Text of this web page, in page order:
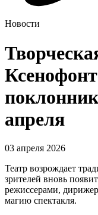
Новости
апреля
03 апреля 2026
Театр возрождает
зрителей вновь
режиссерами,
магию спектакля.